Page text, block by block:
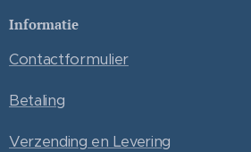
Informatie
Contactformulier
Betaling
Verzending en Levering